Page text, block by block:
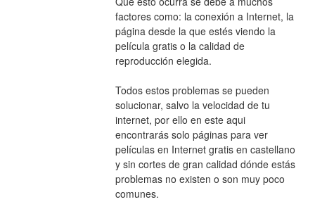
factores como: la conexión a Internet, la
página desde la que estés viendo la
película gratis o la calidad de
reproducción elegida.
Todos estos problemas se pueden
solucionar, salvo la velocidad de tu
internet, por ello en este aqui
encontrarás solo páginas para ver
películas en Internet gratis en castellano
y sin cortes de gran calidad dónde estás
problemas no existen o son muy poco
comunes.